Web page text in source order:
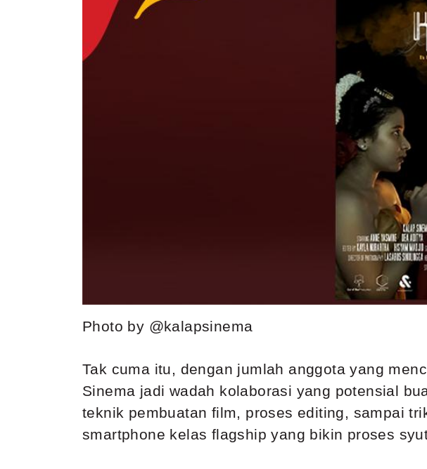
Photo by @kalapsinema
Tak cuma itu, dengan jumlah anggota yang
Sinema jadi wadah kolaborasi yang potensial
teknik pembuatan film, proses editing, sampai
smartphone kelas flagship yang bikin proses